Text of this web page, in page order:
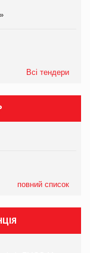
Всі тендери
повний список